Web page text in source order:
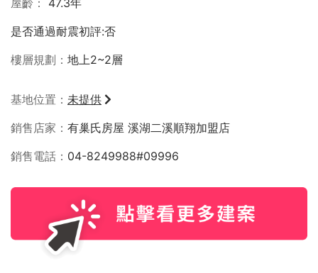
是否通過耐震初評:否
樓層規劃
地上2~2層
基地位置
未提供
銷售店家
有巢氏房屋 溪湖二溪順翔加盟店
銷售電話
04-8249988#09996